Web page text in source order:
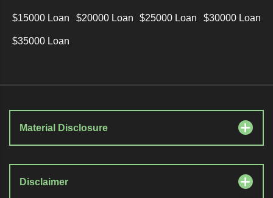
$15000 Loan $20000 Loan $25000 Loan $30000 Loan
$35000 Loan
Material Disclosure
Disclaimer